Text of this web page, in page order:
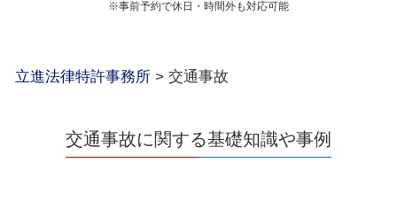
※事前予約で休日・時間外も対応可能
立進法律特許事務所 > 交通事故
交通事故に関する基礎知識や事例